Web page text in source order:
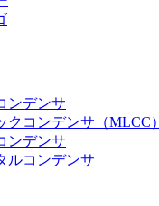
ンデンサ
クコンデンサ（MLCC）
ンデンサ
ルコンデンサ